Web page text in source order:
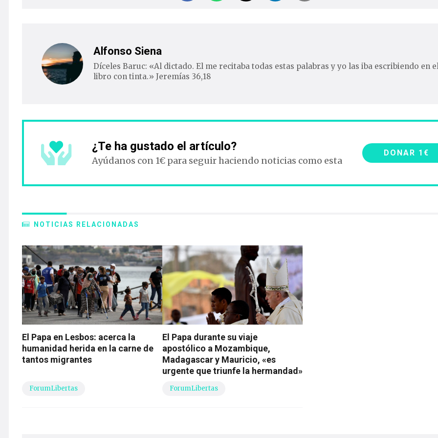
Alfonso Siena
Díceles Baruc: «Al dictado. El me recitaba todas estas palabras y yo las iba escribiendo en
libro con tinta.» Jeremías 36,18
¿Te ha gustado el artículo?
Ayúdanos con 1€ para seguir haciendo noticias como esta
DONAR 1€
NOTICIAS RELACIONADAS
El Papa en Lesbos: acerca la
humanidad herida en la carne de
tantos migrantes
ForumLibertas
El Papa durante su viaje
apostólico a Mozambique,
Madagascar y Mauricio, «es
urgente que triunfe la hermandad»
ForumLibertas